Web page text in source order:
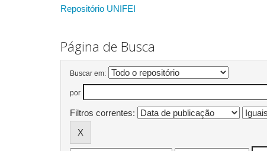
Repositório UNIFEI
Página de Busca
Buscar em:
por
Filtros correntes: